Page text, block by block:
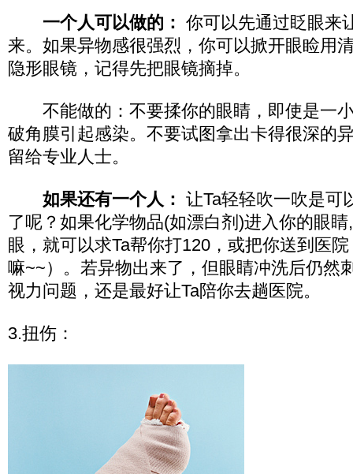
一个人可以做的： 你可以先通过眨眼来
来。如果异物感很强烈，你可以掀开眼睑用
隐形眼镜，记得先把眼镜摘掉。
不能做的：不要揉你的眼睛，即使是一
破角膜引起感染。不要试图拿出卡得很深的
留给专业人士。
如果还有一个人： 让Ta轻轻吹一吹是可
了呢？如果化学物品(如漂白剂)进入你的眼
眼，就可以求Ta帮你打120，或把你送到医
嘛~~）。若异物出来了，但眼睛冲洗后仍然
视力问题，还是最好让Ta陪你去趟医院。
3.扭伤：